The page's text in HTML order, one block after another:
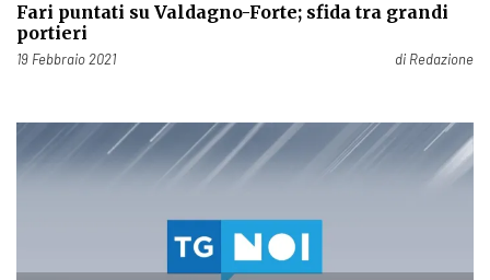
Fari puntati su Valdagno-Forte; sfida tra grandi
portieri
Pubblicato il
19 Febbraio 2021 di Redazione